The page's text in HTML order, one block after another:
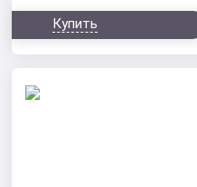
Купить